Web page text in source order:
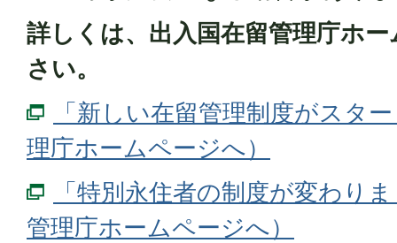
詳しくは、出入国在留管理庁ホ
さい。
「新しい在留管理制度がスタ
理庁ホームページへ）
「特別永住者の制度が変わり
管理庁ホームページへ）